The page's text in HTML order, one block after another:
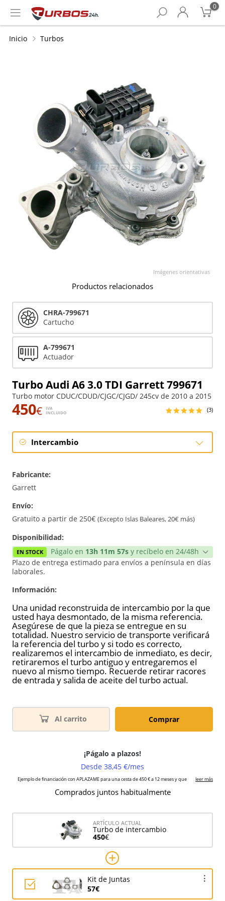
0
Inicio Turbos
Turbo Audi A6 3.0 TDI Garrett 799671
Turbo motor CDUC/CDUD/CJGC/CJGD/ 245cv de 2010 a 2015
450€
IVA
INCLUIDO
(3)
Intercambio
Reconstrucción
Reforzado
Fabricante:
Garrett
Envío:
Gratuito a partir de 250€ (Excepto Islas Baleares, 20€ más)
Disponibilidad:
EN STOCK Págalo en 13h 11m 56s y recíbelo en 24/48h
Plazo de entrega estimado para envíos a península en días
laborales.
Información:
Una unidad reconstruida de intercambio por la que
usted haya desmontado, de la misma referencia.
Asegúrese de que la pieza se entregue en su
totalidad. Nuestro servicio de transporte verificará
la referencia del turbo y si todo es correcto,
realizaremos el intercambio de inmediato, es decir,
retiraremos el turbo antiguo y entregaremos el
nuevo al mismo tiempo. Recuerde retirar racores
de entrada y salida de aceite del turbo actual.
Al carrito Comprar
Comprados juntos habitualmente
ARTÍCULO ACTUAL
Turbo de intercambio
450€
Kit de Juntas
57€
Imágenes orientativas
Productos relacionados
CHRA-799671
Cartucho
A-799671
Actuador